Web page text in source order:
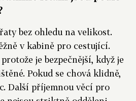
bez ohledu na velikost.
v kabině pro cestující.
je bezpečnější, když je
Pokud se chová klidně,
Další příjemnou věcí pro